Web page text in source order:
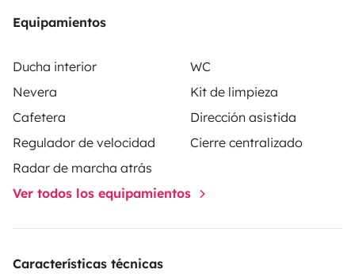
Equipamientos
Ducha interior
WC
Nevera
Kit de limpieza
Cafetera
Dirección asistida
Regulador de velocidad
Cierre centralizado
Radar de marcha atrás
Ver todos los equipamientos
Características técnicas